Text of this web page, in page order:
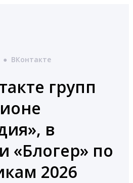
● ВКонтакте
групп
в
«Блогер» по
2026